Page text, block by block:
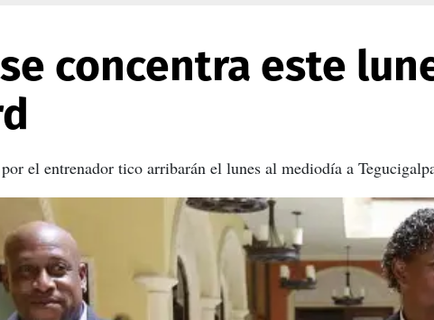
concentra este
el entrenador tico arribarán el lunes al mediodía a